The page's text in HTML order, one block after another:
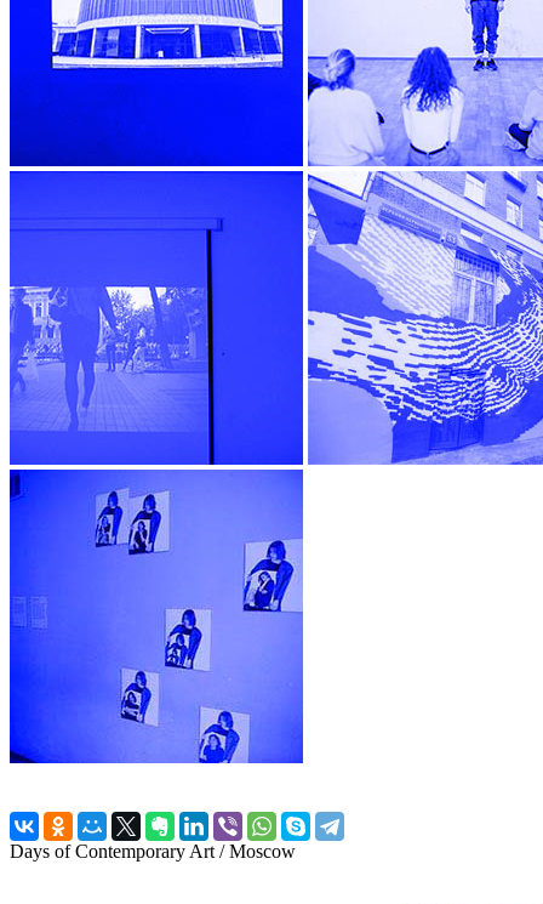
Days of Contemporary Art / Moscow